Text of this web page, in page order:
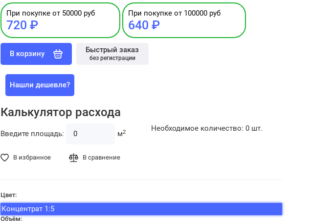
При покупке от 50000 руб
720 ₽
При покупке от 100000 руб
640 ₽
В корзину Быстрый заказ
без регистрации
Нашли дешевле?
Калькулятор расхода
Введите площадь: м2 Необходимое количество: 0шт.
В избранное В сравнение
Цвет:
Концентрат 1:5
Объём: